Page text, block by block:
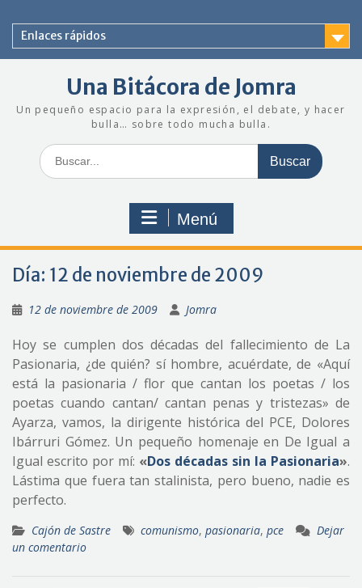
contenido
Enlaces rápidos
Una Bitácora de Jomra
Un pequeño espacio para la expresión, el debate, y hacer
bulla… sobre todo mucha bulla.
Buscar:
Menú
Día: 12 de noviembre de 2009
12 de noviembre de 2009 Jomra
Hoy se cumplen dos décadas del fallecimiento de La
Pasionaria, ¿de quién? sí hombre, acuérdate, de «Aquí
está la pasionaria / flor que cantan los poetas / los
poetas cuando cantan/ cantan penas y tristezas» de
Ayarza, vamos, la dirigente histórica del PCE, Dolores
Ibárruri Gómez. Un pequeño homenaje en De Igual a
Igual escrito por mí: «Dos décadas sin la Pasionaria».
Lástima que fuera tan stalinista, pero bueno, nadie es
perfecto.
Cajón de Sastre comunismo, pasionaria, pce
Dejar
un comentario